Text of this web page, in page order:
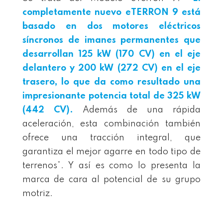
completamente nuevo eTERRON 9 está
basado en dos motores eléctricos
síncronos de imanes permanentes que
desarrollan 125 kW (170 CV) en el eje
delantero y 200 kW (272 CV) en el eje
trasero, lo que da como resultado una
impresionante potencia total de 325 kW
(442 CV). Además de una rápida
aceleración, esta combinación también
ofrece una tracción integral, que
garantiza el mejor agarre en todo tipo de
terrenos”. Y así es como lo presenta la
marca de cara al potencial de su grupo
motriz.